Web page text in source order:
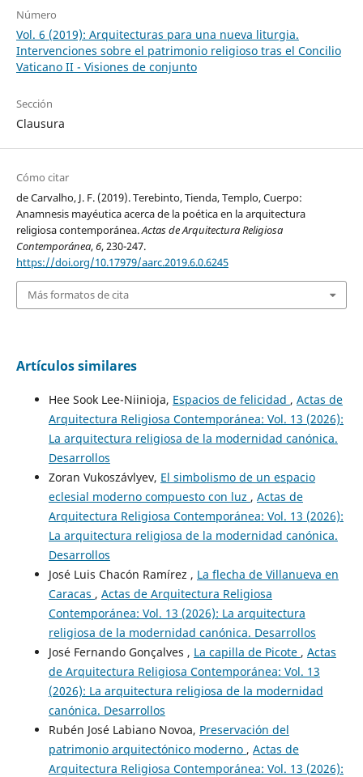
Número
Vol. 6 (2019): Arquitecturas para una nueva liturgia.
Intervenciones sobre el patrimonio religioso tras el Concilio
Vaticano II - Visiones de conjunto
Sección
Clausura
Cómo citar
de Carvalho, J. F. (2019). Terebinto, Tienda, Templo, Cuerpo:
Anamnesis mayéutica acerca de la poética en la arquitectura
religiosa contemporánea.Actas de Arquitectura Religiosa
Contemporánea,6, 230-247.
https://doi.org/10.17979/aarc.2019.6.0.6245
Más formatos de cita
Artículos similares
Hee Sook Lee-Niinioja, Espacios de felicidad , Actas de
Arquitectura Religiosa Contemporánea: Vol. 13 (2026):
La arquitectura religiosa de la modernidad canónica.
Desarrollos
Zoran Vukoszávlyev, El simbolismo de un espacio
eclesial moderno compuesto con luz , Actas de
Arquitectura Religiosa Contemporánea: Vol. 13 (2026):
La arquitectura religiosa de la modernidad canónica.
Desarrollos
José Luis Chacón Ramírez , La flecha de Villanueva en
Caracas , Actas de Arquitectura Religiosa
Contemporánea: Vol. 13 (2026): La arquitectura
religiosa de la modernidad canónica. Desarrollos
José Fernando Gonçalves , La capilla de Picote , Actas
de Arquitectura Religiosa Contemporánea: Vol. 13
(2026): La arquitectura religiosa de la modernidad
canónica. Desarrollos
Rubén José Labiano Novoa, Preservación del
patrimonio arquitectónico moderno , Actas de
Arquitectura Religiosa Contemporánea: Vol. 13 (2026):